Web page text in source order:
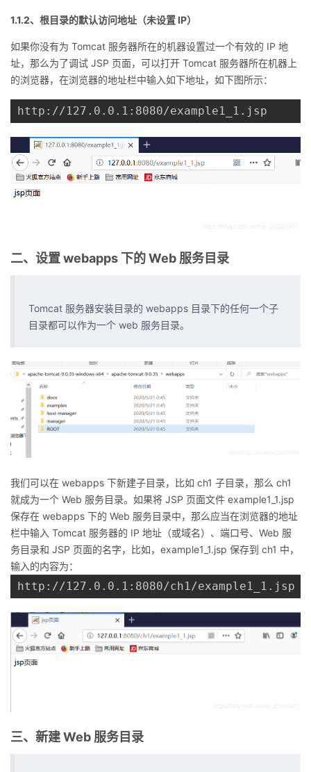
1.1.2、根目录的默认访问地址（未设置 IP）
如果你没有为 Tomcat 服务器所在的机器设置过一个有效的 IP 地
址，那么为了调试 JSP 页面，可以打开 Tomcat 服务器所在机器上
的浏览器，在浏览器的地址栏中输入如下地址，如下图所示：
http://127.0.0.1:8080/example1_1.jsp
二、设置 webapps 下的 Web 服务目录
Tomcat 服务器安装目录的 webapps 目录下的任何一个子
目录都可以作为一个 web 服务目录。
我们可以在 webapps 下新建子目录，比如 ch1 子目录，那么 ch1
就成为一个 Web 服务目录。如果将 JSP 页面文件 example1_1.jsp
保存在 webapps 下的 Web 服务目录中，那么应当在浏览器的地址
栏中输入 Tomcat 服务器的 IP 地址（或域名）、端口号、Web 服
务目录和 JSP 页面的名字，比如，example1_1.jsp 保存到 ch1 中，
输入的内容为：
三、新建 Web 服务目录